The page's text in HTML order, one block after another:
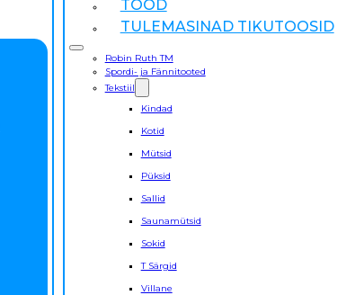
TÖÖD
TULEMASINAD TIKUTOOSID
Robin Ruth TM
Spordi- ja Fännitooted
Tekstiil
Kindad
Kotid
Mütsid
Püksid
Sallid
Saunamütsid
Sokid
T Särgid
Villane